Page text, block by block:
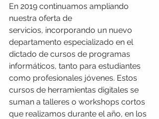
En 2019 continuamos ampliando
nuestra oferta de
servicios, incorporando un nuevo
departamento especializado en el
dictado de cursos de programas
informáticos, tanto para estudiantes
como profesionales jóvenes. Estos
cursos de herramientas digitales se
suman a talleres o workshops cortos
que realizamos durante el año, en los